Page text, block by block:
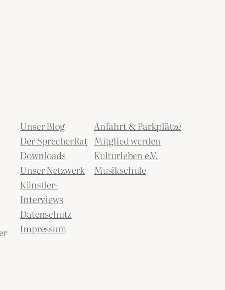
Unser Blog
Der SprecherRat
Downloads
Unser Netzwerk
Künstler-
Interviews
Datenschutz
Impressum
Anfahrt & Parkplätze
Mitglied werden
Kulturleben e.V.
Musikschule